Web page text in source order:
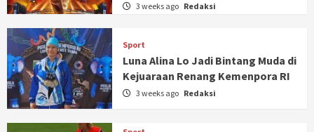
3 weeks ago Redaksi
Sport
Luna Alina Lo Jadi Bintang Muda di
Kejuaraan Renang Kemenpora RI
3 weeks ago Redaksi